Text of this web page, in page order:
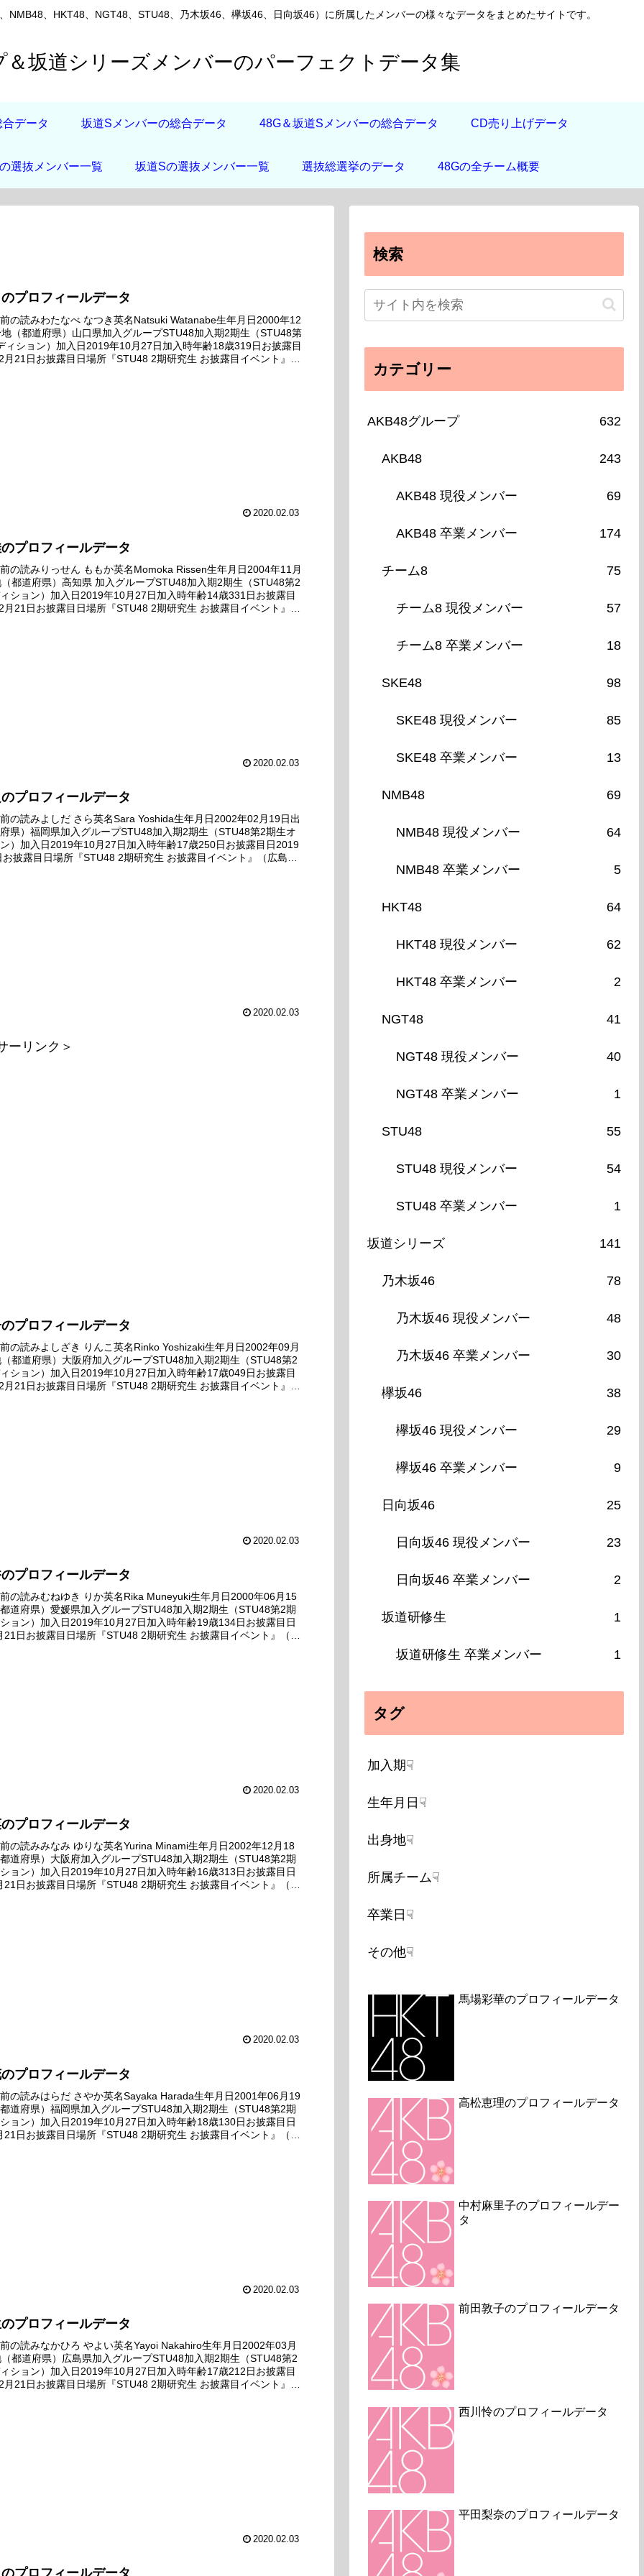
NMB48、HKT48、NGT48、STU48、乃木坂46、欅坂46、日向坂46）に所属したメンバーの様々なデータをまとめたサイトです。
＆坂道シリーズメンバーのパーフェクトデータ集
データ 坂道Sメンバーの総合データ 48G＆坂道Sメンバーの総合データ CD売り上げデータ
選抜メンバー一覧 坂道Sの選抜メンバー一覧 選抜総選挙のデータ 48Gの全チーム概要
プロフィールデータ
の読みわたなべ なつき英名Natsuki Watanabe生年月日2000年12
（都道府県）山口県加入グループSTU48加入期2期生（STU48第
ィション）加入日2019年10月27日加入時年齢18歳319日お披露目
21日お披露目日場所『STU48 2期研究生 お披露目イベント』
2020.02.03
プロフィールデータ
の読みりっせん ももか英名Momoka Rissen生年月日2004年11月
都道府県）高知県 加入グループSTU48加入期2期生（STU48第2
ション）加入日2019年10月27日加入時年齢14歳331日お披露目
21日お披露目日場所『STU48 2期研究生 お披露目イベント』
2020.02.03
プロフィールデータ
の読みよしだ さら英名Sara Yoshida生年月日2002年02月19日出
県）福岡県加入グループSTU48加入期2期生（STU48第2期生オ
）加入日2019年10月27日加入時年齢17歳250日お披露目日2019
披露目日場所『STU48 2期研究生 お披露目イベント』（広島
2020.02.03
ーリンク＞
プロフィールデータ
の読みよしざき りんこ英名Rinko Yoshizaki生年月日2002年09月
都道府県）大阪府加入グループSTU48加入期2期生（STU48第2
ション）加入日2019年10月27日加入時年齢17歳049日お披露目
21日お披露目日場所『STU48 2期研究生 お披露目イベント』
2020.02.03
プロフィールデータ
の読みむねゆき りか英名Rika Muneyuki生年月日2000年06月15
道府県）愛媛県加入グループSTU48加入期2期生（STU48第2期
ョン）加入日2019年10月27日加入時年齢19歳134日お披露目日
日お披露目日場所『STU48 2期研究生 お披露目イベント』（広
2020.02.03
プロフィールデータ
の読みみなみ ゆりな英名Yurina Minami生年月日2002年12月18
道府県）大阪府加入グループSTU48加入期2期生（STU48第2期
ョン）加入日2019年10月27日加入時年齢16歳313日お披露目日
21日お披露目日場所『STU48 2期研究生 お披露目イベント』（広
2020.02.03
プロフィールデータ
の読みはらだ さやか英名Sayaka Harada生年月日2001年06月19
道府県）福岡県加入グループSTU48加入期2期生（STU48第2期
ョン）加入日2019年10月27日加入時年齢18歳130日お披露目日
日お披露目日場所『STU48 2期研究生 お披露目イベント』（広
2020.02.03
プロフィールデータ
の読みなかひろ やよい英名Yayoi Nakahiro生年月日2002年03月
都道府県）広島県加入グループSTU48加入期2期生（STU48第2
ション）加入日2019年10月27日加入時年齢17歳212日お披露目
21日お披露目日場所『STU48 2期研究生 お披露目イベント』
2020.02.03
検索
カテゴリー
AKB48グループ 632
AKB48 243
AKB48 現役メンバー 69
AKB48 卒業メンバー 174
チーム8 75
チーム8 現役メンバー 57
チーム8 卒業メンバー 18
SKE48 98
SKE48 現役メンバー 85
SKE48 卒業メンバー 13
NMB48 69
NMB48 現役メンバー 64
NMB48 卒業メンバー 5
HKT48 64
HKT48 現役メンバー 62
HKT48 卒業メンバー 2
NGT48 41
NGT48 現役メンバー 40
NGT48 卒業メンバー 1
STU48 55
STU48 現役メンバー 54
STU48 卒業メンバー 1
坂道シリーズ 141
乃木坂46 78
乃木坂46 現役メンバー 48
乃木坂46 卒業メンバー 30
欅坂46 38
欅坂46 現役メンバー 29
欅坂46 卒業メンバー 9
日向坂46 25
日向坂46 現役メンバー 23
日向坂46 卒業メンバー 2
坂道研修生 1
坂道研修生 卒業メンバー 1
タグ
加入期☟
生年月日☟
出身地☟
所属チーム☟
卒業日☟
その他☟
馬場彩華のプロフィールデータ
高松恵理のプロフィールデータ
中村麻里子のプロフィールデー
タ
前田敦子のプロフィールデータ
西川怜のプロフィールデータ
平田梨奈のプロフィールデータ